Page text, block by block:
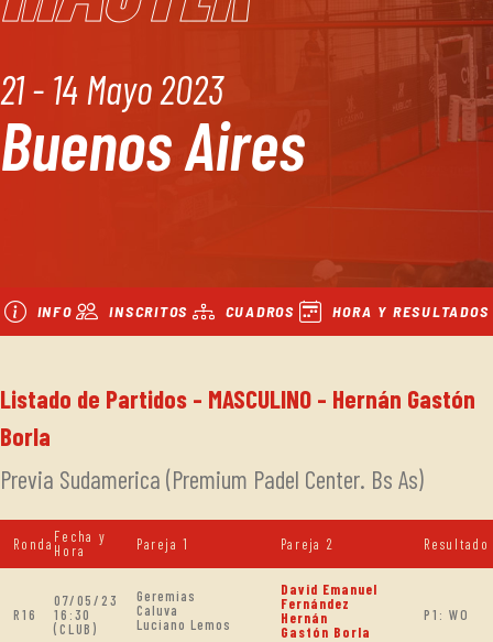
21 - 14 Mayo 2023
Buenos Aires
INFO INSCRITOS CUADROS HORA Y RESULTADOS
Listado de Partidos - MASCULINO - Hernán Gastón
Borla
Previa Sudamerica (Premium Padel Center. Bs As)
Ronda Fecha y
Hora
Pareja 1 Pareja 2 Resultado
R16
07/05/23
16:30
(CLUB)
Geremias
Caluva
Luciano Lemos
David Emanuel
Fernández
Hernán
Gastón Borla
P1: WO